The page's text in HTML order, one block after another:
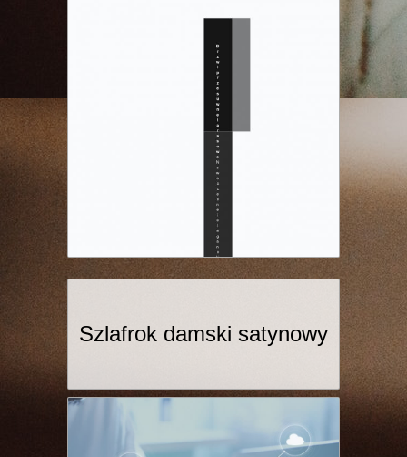
Szlafrok damski satynowy